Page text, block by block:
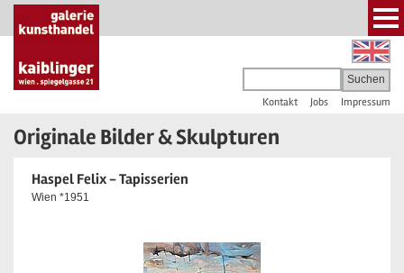
Kontakt Jobs Impressum
Originale Bilder & Skulpturen
Haspel Felix - Tapisserien
Wien *1951